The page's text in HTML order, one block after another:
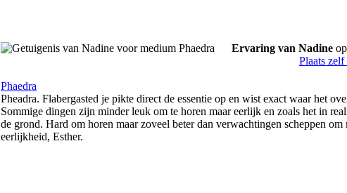
Ervaring van Nadine
Plaats
Phaedra
Pheadra. Flabergasted je pikte direct de essentie op en wist exact waar het
Sommige dingen zijn minder leuk om te horen maar eerlijk en zoals het in
de grond. Hard om horen maar zoveel beter dan verwachtingen scheppen
eerlijkheid, Esther.